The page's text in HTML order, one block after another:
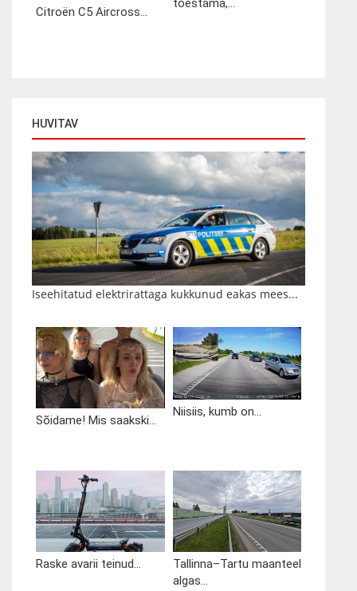
Citroën C5 Aircross...
tõestama,...
HUVITAV
Iseehitatud elektrirattaga kukkunud eakas mees...
Sõidame! Mis saakski...
Niisiis, kumb on...
Raske avarii teinud...
Tallinna–Tartu maanteel
algas...